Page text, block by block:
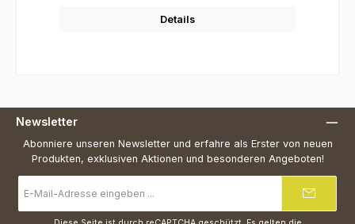
Details
Newsletter
Abonniere unseren Newsletter und erfahre als Erster von neuen
Produkten, exklusiven Aktionen und besonderen Angeboten!
Mail-
Adresse